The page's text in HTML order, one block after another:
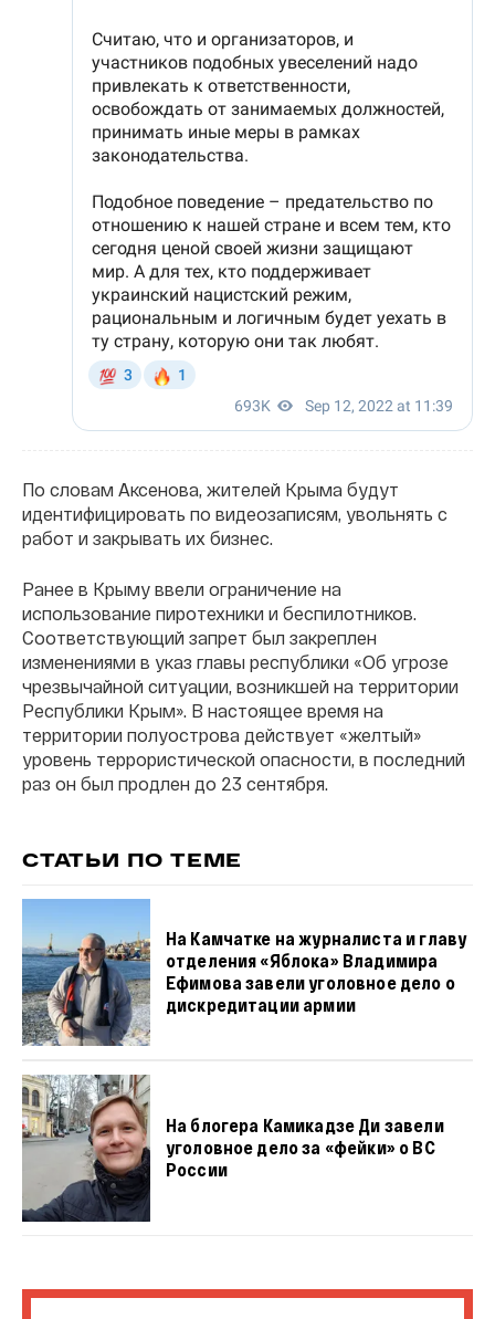
По словам Аксенова, жителей Крыма будут
идентифицировать по видеозаписям, увольнять с
работ и закрывать их бизнес.
Ранее в Крыму ввели ограничение на
использование пиротехники и беспилотников.
Соответствующий запрет был закреплен
изменениями в указ главы республики «Об угрозе
чрезвычайной ситуации, возникшей на территории
Республики Крым». В настоящее время на
территории полуострова действует «желтый»
уровень террористической опасности, в последний
раз он был продлен до 23 сентября.
СТАТЬИ ПО ТЕМЕ
На Камчатке на журналиста и главу
отделения «Яблока» Владимира
Ефимова завели уголовное дело о
дискредитации армии
На блогера Камикадзе Ди завели
уголовное дело за «фейки» о ВС
России